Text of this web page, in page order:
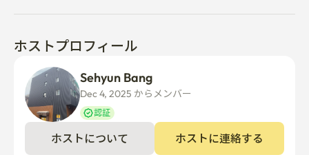
✔ コンビニエンスストア
✔ カフェ
✔ 飲食店
✔ 病院
生活インフラが非常に整っております。
ホストプロフィール
Sehyun Bang
Dec 4, 2025 からメンバー
認証
ホストについて ホストに連絡する